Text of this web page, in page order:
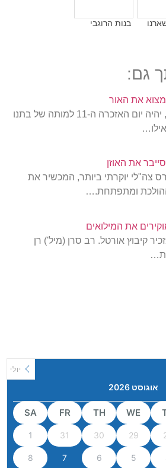
בנות הרוגבי
גם:
את האור
השבת, ראש חודש תמוז, יהיה יום האזכרה ה-11 למותה של בתנו
את האוזן
צה"לי יוקרתי ביותר, המכשיר את
ההולכת ומתפתחת.…
את המילואים
קיבוץ אורטל. רב סרן (מיל') רן
יולי
אוגוסט 2026
WE
TH
FR
SA
29
30
31
1
5
6
7
8